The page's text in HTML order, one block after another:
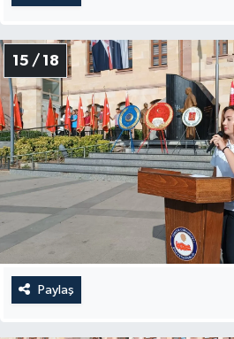
15 / 18
Paylaş